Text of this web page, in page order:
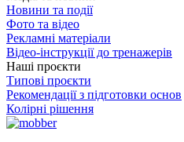
Новини та події
Фото та відео
Рекламні матеріали
Відео-інструкції до тренажерів
Наші проєкти
Типові проєкти
Рекомендації з підготовки основ
Колірні рішення